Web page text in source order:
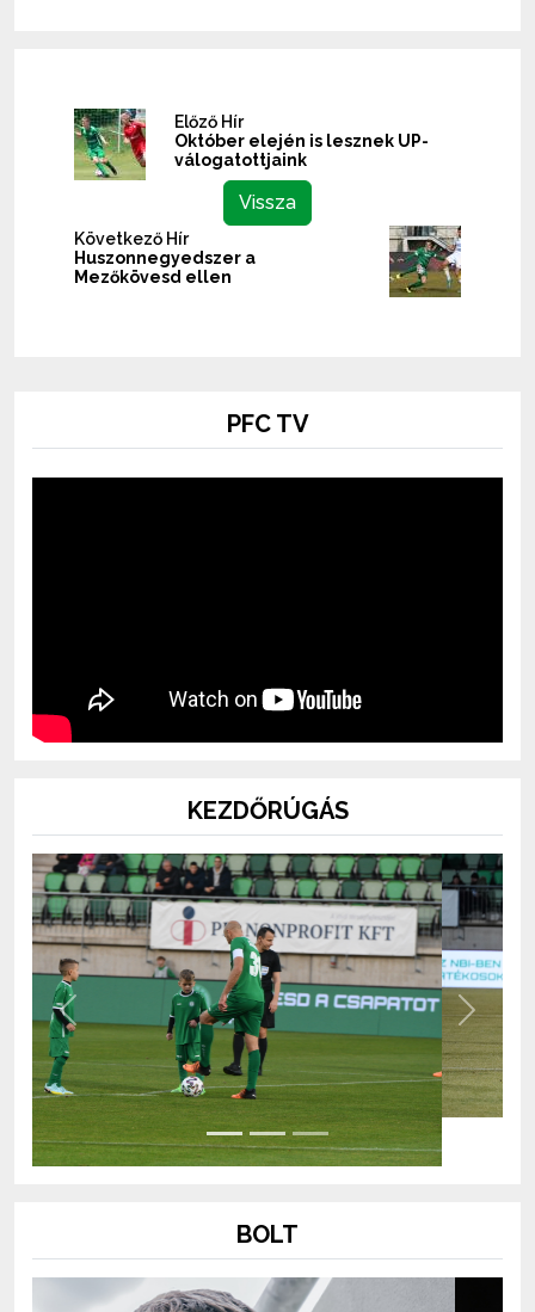
Előző Hír
Október elején is lesznek UP-
válogatottjaink
Vissza
Következő Hír
Huszonnegyedszer a
Mezőkövesd ellen
PFC TV
KEZDŐRÚGÁS
Previous Next